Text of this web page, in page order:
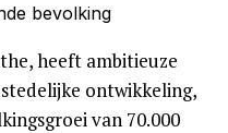
heeft ambitieuze
ontwikkeling,
van 70.000